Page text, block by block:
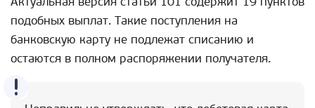
подобных выплат. Такие поступления на
банковскую карту не подлежат списанию и
остаются в полном распоряжении получателя.